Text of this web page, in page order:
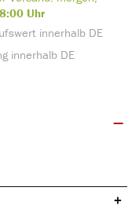
innerhalb DE
innerhalb DE
Uhr